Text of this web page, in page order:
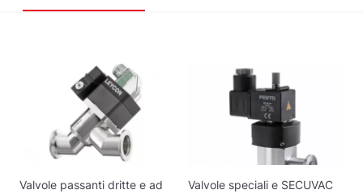
Valvole passanti dritte e ad
Valvole speciali e SECUVAC